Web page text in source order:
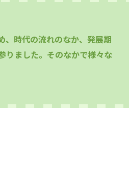
、時代の流れのなか、発展期
りました。そのなかで様々な